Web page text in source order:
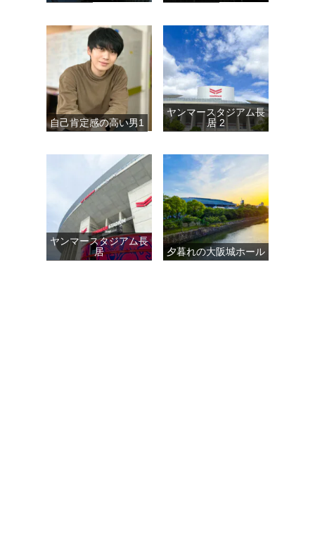
自己肯定感の高い男1
ヤンマースタジアム長
居 2
ヤンマースタジアム長
居
夕暮れの大阪城ホール